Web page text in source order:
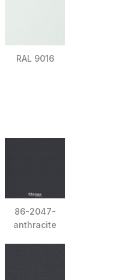
RAL 9016
86-2047-
anthracite